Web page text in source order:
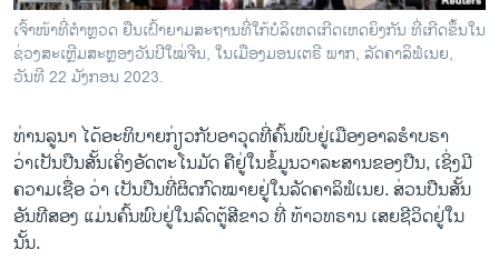
ເຈົ້າໜ້າທີ່ຕໍາຫຼວດ ຢືນເຝົ້າຍາມສະຖານທີ່ໃກ້ບໍລິເຫດເກີດເຫດຍິງກັນ ທີ່ເກີດຂຶ້ນໃນ
ຊ່ວງສະເຫຼີມສະຫຼອງວັນປີໃໝ່ຈີນ, ໃນເມືອງມອນເຕຣີ ພາກ, ລັດຄາລິຟໍເນຍ,
ວັນທີ 22 ມັງກອນ 2023.
ທ່ານລູນາ ໄດ້ອະທິບາຍກ່ຽວກັບອາວຸດທີ່ຄົ້ນພົບຢູ່ເມືອງອາລຮໍາບຣາ
ວ່າເປັນປືນສັ້ນເຄິ່ງອັດຕະໂນມັດ ຄືຢູ່ໃນຂໍ້ມູນວາລະສານຂອງປືນ, ເຊິ່ງມີ
ຄວາມເຊື່ອ ວ່າ ເປັນປືນທີ່ຜິດກົດໝາຍຢູ່ໃນລັດຄາລິຟໍເນຍ. ສ່ວນປືນສັ້ນ
ອັນທີສອງ ແມ່ນຄົ້ນພົບຢູ່ໃນລົດຕູ້ສີຂາວ ທີ່ ທ້າວທຣານ ເສຍຊີວິດຢູ່ໃນ
ນັ້ນ.